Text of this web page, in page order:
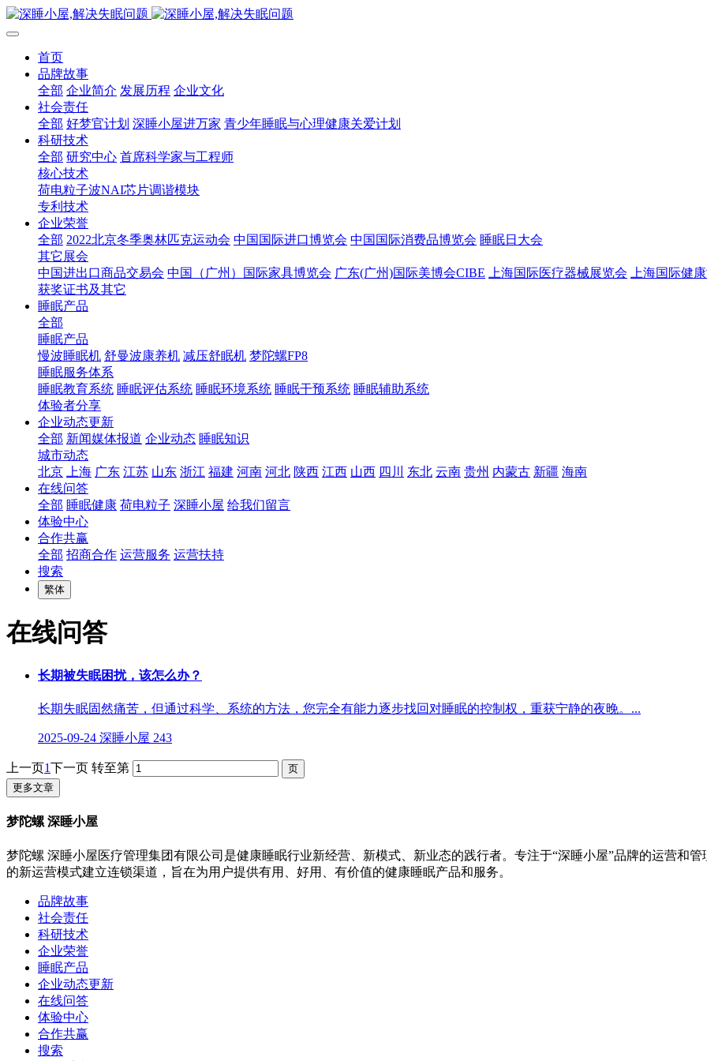
首页
品牌故事
全部 企业简介 发展历程 企业文化
社会责任
全部 好梦官计划 深睡小屋进万家 青少年睡眠与心理健康关爱计划
科研技术
全部 研究中心 首席科学家与工程师
核心技术
荷电粒子波NAI芯片调谐模块
专利技术
企业荣誉
全部 2022北京冬季奥林匹克运动会 中国国际进口博览会 中国国际消费品博览会 睡眠日大会
其它展会
中国进出口商品交易会 中国（广州）国际家具博览会 广东(广州)国际美博会CIBE 上海国际医疗器械展览会
上海国际健
获奖证书及其它
睡眠产品
全部
睡眠产品
慢波睡眠机 舒曼波康养机 减压舒眠机 梦陀螺FP8
睡眠服务体系
睡眠教育系统 睡眠评估系统 睡眠环境系统 睡眠干预系统 睡眠辅助系统
体验者分享
企业动态更新
全部 新闻媒体报道 企业动态 睡眠知识
城市动态
北京
上海 广东 江苏 山东 浙江 福建 河南 河北 陕西 江西 山西 四川 东北 云南 贵州 内蒙古 新疆 海南
在线问答
全部 睡眠健康 荷电粒子 深睡小屋 给我们留言
体验中心
合作共赢
全部 招商合作 运营服务 运营扶持
搜索
繁体
在线问答
长期被失眠困扰，该怎么办？
​长期失眠固然痛苦，但通过科学、系统的方法，您完全有能力逐步找回对睡眠的控制权，重获宁静的夜晚。...
2025-09-24 深睡小屋 243
上一页1下一页 转至第
更多文章
梦陀螺 深睡小屋
梦陀螺 深睡小屋医疗管理集团有限公司是健康睡眠行业新经营、新模式、新业态的践行者。专注于“深睡小屋”品牌的运营和
的新运营模式建立连锁渠道，旨在为用户提供有用、好用、有价值的健康睡眠产品和服务。
品牌故事
社会责任
科研技术
企业荣誉
睡眠产品
企业动态更新
在线问答
体验中心
合作共赢
搜索